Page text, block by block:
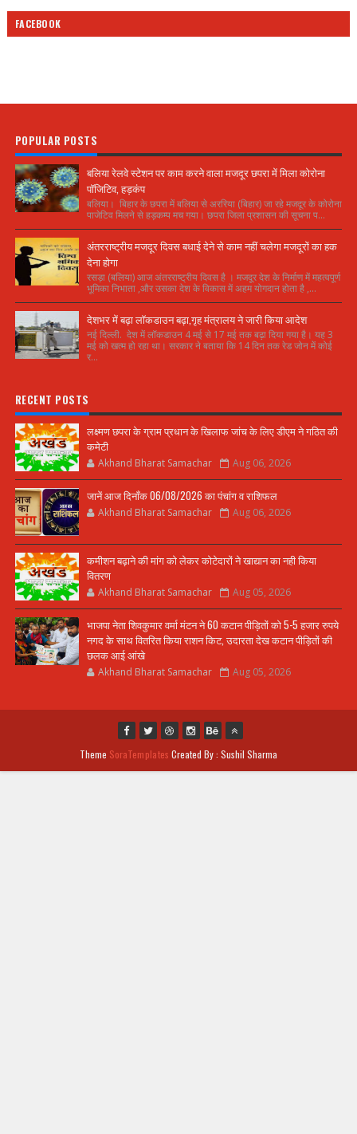
FACEBOOK
POPULAR POSTS
बलिया रेलवे स्टेशन पर काम करने वाला मजदूर छपरा में मिला कोरोना
पॉजिटिव, हड़कंप
बलिया। बिहार के छपरा में बलिया से अररिया (बिहार) जा रहे मजदूर के कोरोना
पाजेटिव मिलने से हड़कम्प मच गया। छपरा जिला प्रशासन की सूचना प...
अंतरराष्ट्रीय मजदूर दिवस बधाई देने से काम नहीं चलेगा मजदूरों का हक
देना होगा
रसड़ा (बलिया) आज अंतरराष्ट्रीय दिवस है । मजदूर देश के निर्माण में महत्वपूर्ण
भूमिका निभाता ,और उसका देश के विकास में अहम योगदान होता है ,...
देशभर में बढ़ा लॉकडाउन बढ़ा,गृह मंत्रालय ने जारी किया आदेश
नई दिल्ली. देश में लॉकडाउन 4 मई से 17 मई तक बढ़ा दिया गया है। यह 3
मई को खत्म हो रहा था। सरकार ने बताया कि 14 दिन तक रेड जोन में कोई
र...
RECENT POSTS
लक्ष्मण छपरा के ग्राम प्रधान के खिलाफ जांच के लिए डीएम ने गठित की
कमेटी
Akhand Bharat Samachar Aug 06, 2026
जानें आज दिनाँक 06/08/2026 का पंचांग व राशिफल
Akhand Bharat Samachar Aug 06, 2026
कमीशन बढ़ाने की मांग को लेकर कोटेदारों ने खाद्यान का नही किया
वितरण
Akhand Bharat Samachar Aug 05, 2026
भाजपा नेता शिवकुमार वर्मा मंटन ने 60 कटान पीड़ितों को 5-5 हजार रुपये
नगद के साथ वितरित किया राशन किट, उदारता देख कटान पीड़ितों की
छलक आई आंखे
Akhand Bharat Samachar Aug 05, 2026
Theme SoraTemplates Created By : Sushil Sharma